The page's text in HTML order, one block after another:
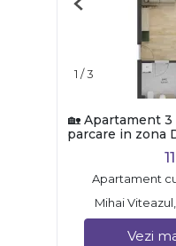
1 /3
Previous
🏡 Apartament
parcare in zona
Apartament
Mihai
Vezi